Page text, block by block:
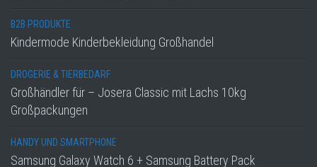
B2B PRODUKTE
Kindermode Kinderbekleidung Großhandel
DROGERIE & TIERBEDARF
Großhändler für – Josera Classic mit Lachs 10kg
Großpackungen
HANDY UND SMARTPHONE
Samsung Galaxy Watch 6 + Samsung Battery Pack